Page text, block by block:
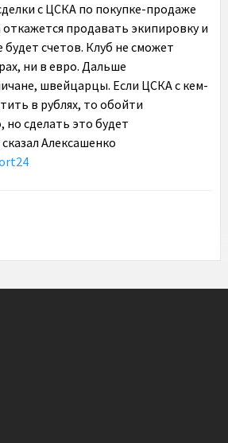
с ЦСКА по покупке-продаже
продавать экипировку и
будет счетов. Клуб не сможет
ни в евро. Дальше
швейцарцы. Если ЦСКА с кем-
в рублях, то обойти
сделать это будет
Алексашенко